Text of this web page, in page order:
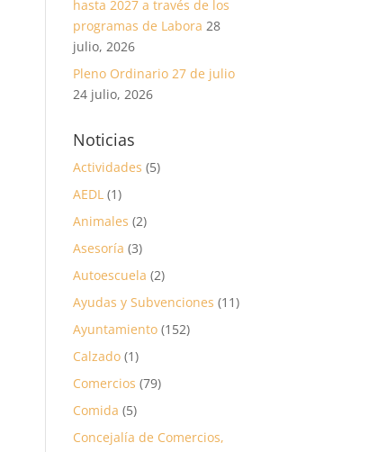
hasta 2027 a través de los
programas de Labora 28
julio, 2026
Pleno Ordinario 27 de julio
24 julio, 2026
Noticias
Actividades (5)
AEDL (1)
Animales (2)
Asesoría (3)
Autoescuela (2)
Ayudas y Subvenciones (11)
Ayuntamiento (152)
Calzado (1)
Comercios (79)
Comida (5)
Concejalía de Comercios,